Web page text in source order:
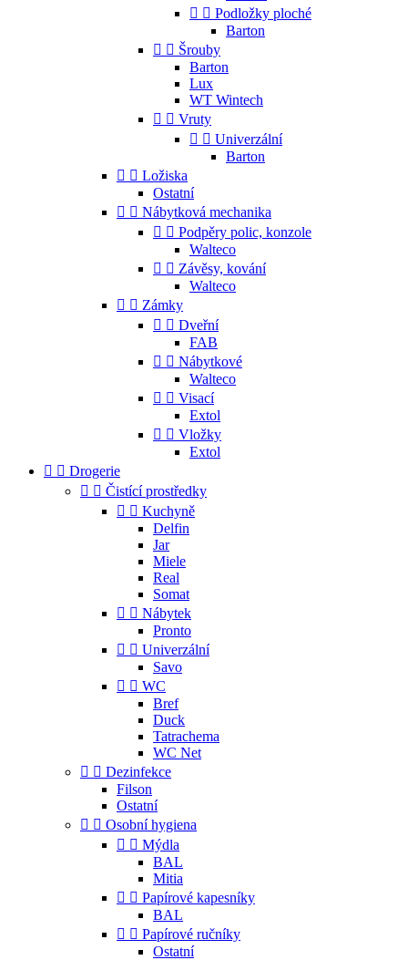
  Podložky ploché
Barton
  Šrouby
Barton
Lux
WT Wintech
  Vruty
  Univerzální
Barton
  Ložiska
Ostatní
  Nábytková mechanika
  Podpěry polic, konzole
Walteco
  Závěsy, kování
Walteco
  Zámky
  Dveřní
FAB
  Nábytkové
Walteco
  Visací
Extol
  Vložky
Extol
  Drogerie
  Čistící prostředky
  Kuchyně
Delfin
Jar
Miele
Real
Somat
  Nábytek
Pronto
  Univerzální
Savo
  WC
Bref
Duck
Tatrachema
WC Net
  Dezinfekce
Filson
Ostatní
  Osobní hygiena
  Mýdla
BAL
Mitia
  Papírové kapesníky
BAL
  Papírové ručníky
Ostatní